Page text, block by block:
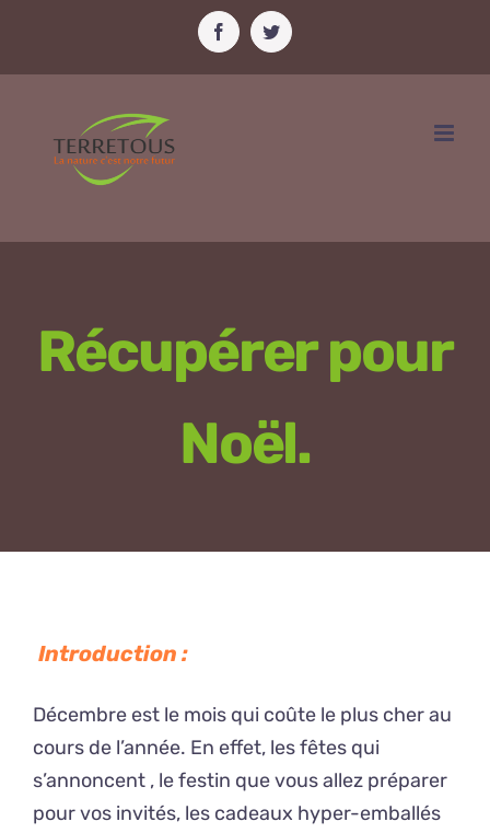
contenu
FacebookTwitter
Récupérer pour
Noël.
Introduction :
Décembre est le mois qui coûte le plus cher au
cours de l’année. En effet, les fêtes qui
s’annoncent , le festin que vous allez préparer
pour vos invités, les cadeaux hyper-emballés